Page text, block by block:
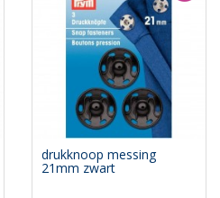
drukknoop messing
21mm zwart